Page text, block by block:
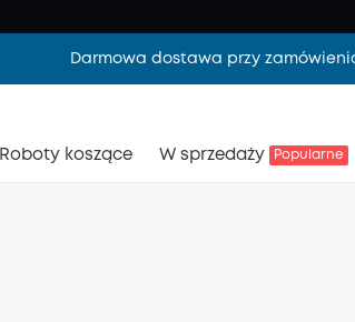
Darmowa dostawa przy
Roboty koszące W sprzedaży Popularne